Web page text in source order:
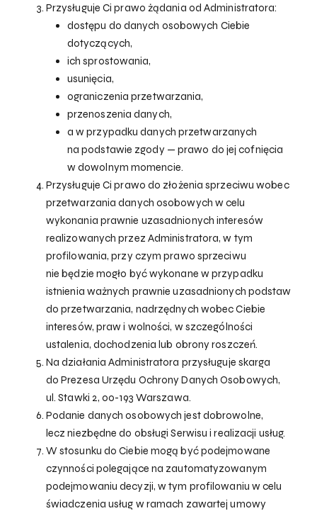
Przysługuje Ci prawo żądania od Administratora:
dostępu do danych osobowych Ciebie
dotyczących,
ich sprostowania,
usunięcia,
ograniczenia przetwarzania,
przenoszenia danych,
a w przypadku danych przetwarzanych
na podstawie zgody — prawo do jej cofnięcia
w dowolnym momencie.
Przysługuje Ci prawo do złożenia sprzeciwu wobec
przetwarzania danych osobowych w celu
wykonania prawnie uzasadnionych interesów
realizowanych przez Administratora, w tym
profilowania, przy czym prawo sprzeciwu
nie będzie mogło być wykonane w przypadku
istnienia ważnych prawnie uzasadnionych podstaw
do przetwarzania, nadrzędnych wobec Ciebie
interesów, praw i wolności, w szczególności
ustalenia, dochodzenia lub obrony roszczeń.
Na działania Administratora przysługuje skarga
do Prezesa Urzędu Ochrony Danych Osobowych,
ul. Stawki 2, 00-193 Warszawa.
Podanie danych osobowych jest dobrowolne,
lecz niezbędne do obsługi Serwisu i realizacji usług.
W stosunku do Ciebie mogą być podejmowane
czynności polegające na zautomatyzowanym
podejmowaniu decyzji, w tym profilowaniu w celu
świadczenia usług w ramach zawartej umowy